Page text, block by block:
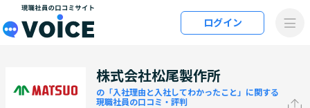
メインコンテンツにスキップ
ログイン
株式会社松尾製作所
の「入社理由と入社してわかったこと」に関する
現職社員の口コミ・評判